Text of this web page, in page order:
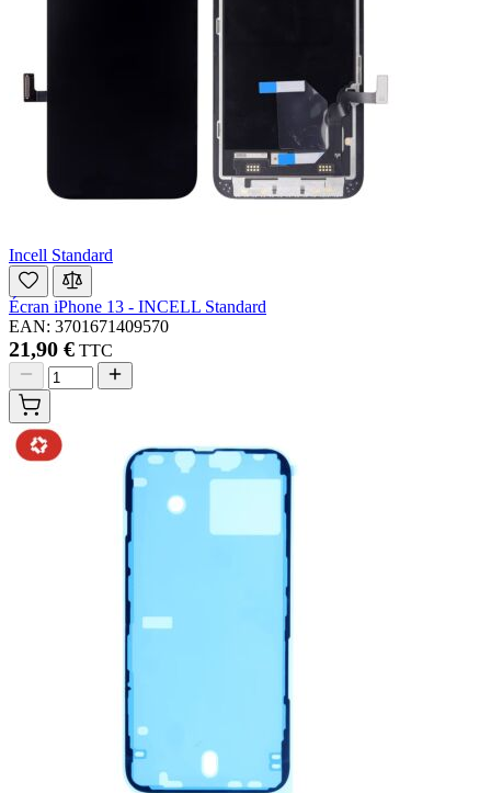
Incell Standard
Écran iPhone 13 - INCELL Standard
EAN: 3701671409570
21,90 € TTC